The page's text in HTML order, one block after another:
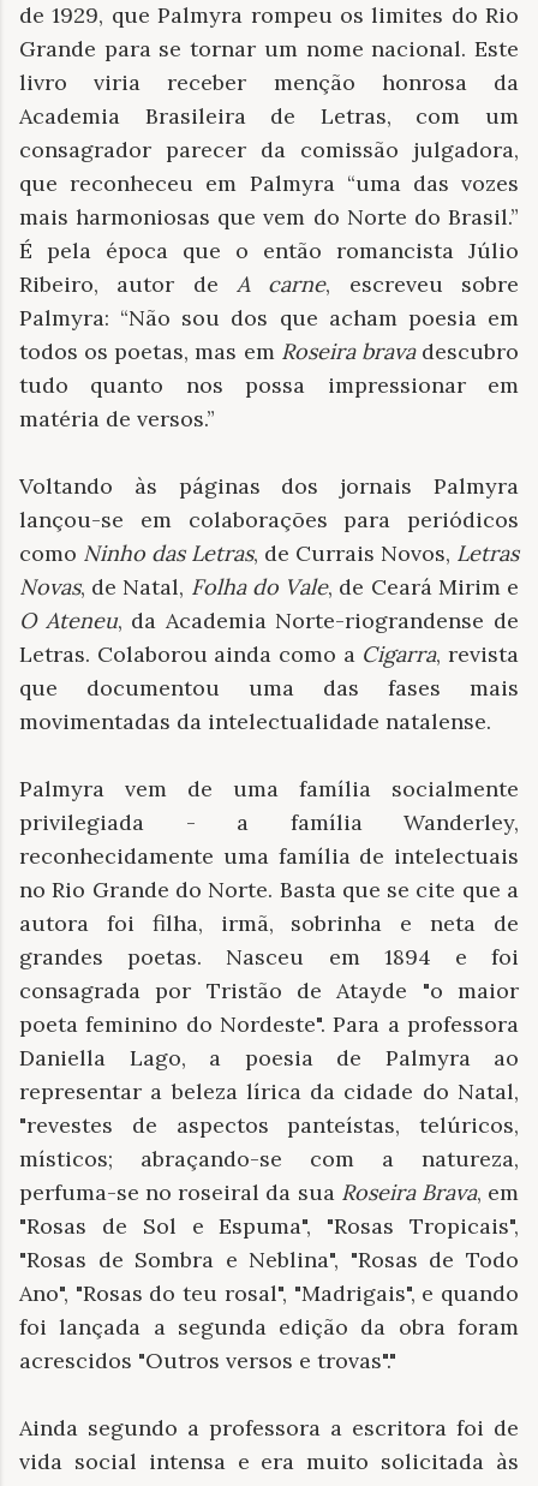
de 1929, que Palmyra rompeu os limites do Rio
Grande para se tornar um nome nacional. Este
livro viria receber menção honrosa da
Academia Brasileira de Letras, com um
consagrador parecer da comissão julgadora,
que reconheceu em Palmyra “uma das vozes
mais harmoniosas que vem do Norte do Brasil.”
É pela época que o então romancista Júlio
Ribeiro, autor de A carne, escreveu sobre
Palmyra: “Não sou dos que acham poesia em
todos os poetas, mas em Roseira bravadescubro
tudo quanto nos possa impressionar em
matéria de versos.”
Voltando às páginas dos jornais Palmyra
lançou-se em colaborações para periódicos
como Ninho das Letras, de Currais Novos, Letras
Novas, de Natal, Folha do Vale, de Ceará Mirim e
O Ateneu, da Academia Norte-riograndense de
Letras. Colaborou ainda como a Cigarra, revista
que documentou uma das fases mais
movimentadas da intelectualidade natalense.
Palmyra vem de uma família socialmente
privilegiada - a família Wanderley,
reconhecidamente uma família de intelectuais
no Rio Grande do Norte. Basta que se cite que a
autora foi filha, irmã, sobrinha e neta de
grandes poetas. Nasceu em 1894 e foi
consagrada por Tristão de Atayde "o maior
poeta feminino do Nordeste". Para a professora
Daniella Lago, a poesia de Palmyra ao
representar a beleza lírica da cidade do Natal,
"revestes de aspectos panteístas, telúricos,
místicos; abraçando-se com a natureza,
perfuma-se no roseiral da sua Roseira Brava, em
"Rosas de Sol e Espuma", "Rosas Tropicais",
"Rosas de Sombra e Neblina", "Rosas de Todo
Ano", "Rosas do teu rosal", "Madrigais", e quando
foi lançada a segunda edição da obra foram
acrescidos "Outros versos e trovas"."
Ainda segundo a professora a escritora foi de
vida social intensa e era muito solicitada às